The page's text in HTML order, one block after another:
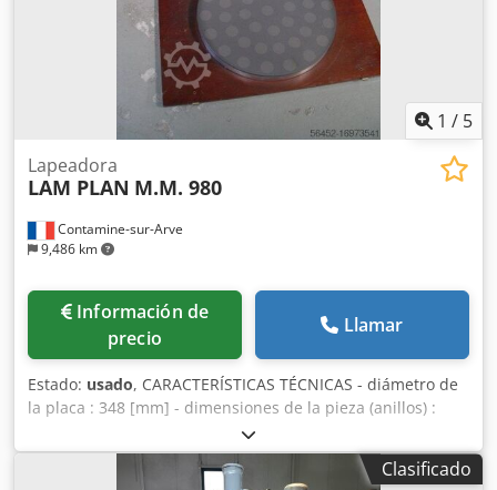
1 / 5
Contamine-sur-Arve
9,486 km
Lapeadora
LAM PLAN M.M. 980
Información de
precio
Llamar
Estado: usado, CARACTERÍSTICAS TÉCNICAS - diámetro de
la placa : 348 [mm] - dimensiones de la pieza (anillos) :
aprox. 70 [mm] - dimensiones de la pieza (maciza) : aprox.
40 [mm] Codsug U Dgjpfx Al Derf - grosor restante de la
pieza : aprox. 5 [mm] EQUIPAMIENTO - como se muestra
Clasificado